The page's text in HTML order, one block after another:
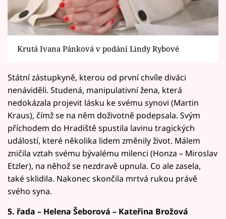
Krutá Ivana Pánková v podání Lindy Rybové
Státní zástupkyně, kterou od první chvíle diváci
nenáviděli. Studená, manipulativní žena, která
nedokázala projevit lásku ke svému synovi (Martin
Kraus), čímž se na něm doživotně podepsala. Svým
příchodem do Hradiště spustila lavinu tragických
událostí, které několika lidem změnily život. Málem
zničila vztah svému bývalému milenci (Honza – Miroslav
Etzler), na něhož se nezdravě upnula. Co ale zasela,
také sklidila. Nakonec skončila mrtvá rukou právě
svého syna.
5. řada – Helena Šeborová – Kateřina Brožová